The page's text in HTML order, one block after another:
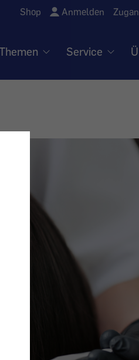
Shop Anmelden
Service